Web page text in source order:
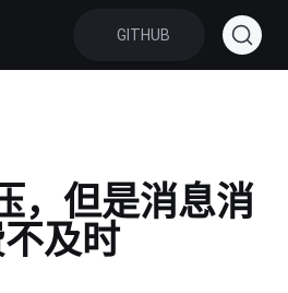
GITHUB
，但是消息消
及时